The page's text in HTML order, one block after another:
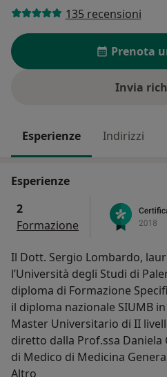
135 recensioni
Prenota
Invia
Esperienze Indirizzi
Esperienze
2
Formazione
Il Dott. Sergio Lombardo,
l’Università degli Studi di
diploma di Formazione
il diploma nazionale SIUMB
Master Universitario di II
diretto dalla Prof.ssa Daniela
di Medico di Medicina
Misterbianco e l'attività di
Altro